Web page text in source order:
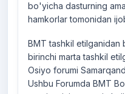
bo'yicha dasturning
hamkorlar tomonidan
BMT tashkil etilganidan
birinchi marta tashkil
Osiyo forumi
Ushbu Forumda BMT